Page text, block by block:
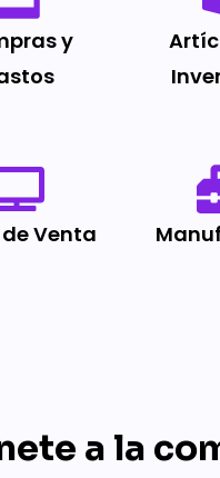
y
Venta
a la